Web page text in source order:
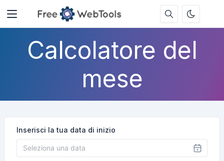
Calcolatore del
mese
Inserisci la tua data di inizio